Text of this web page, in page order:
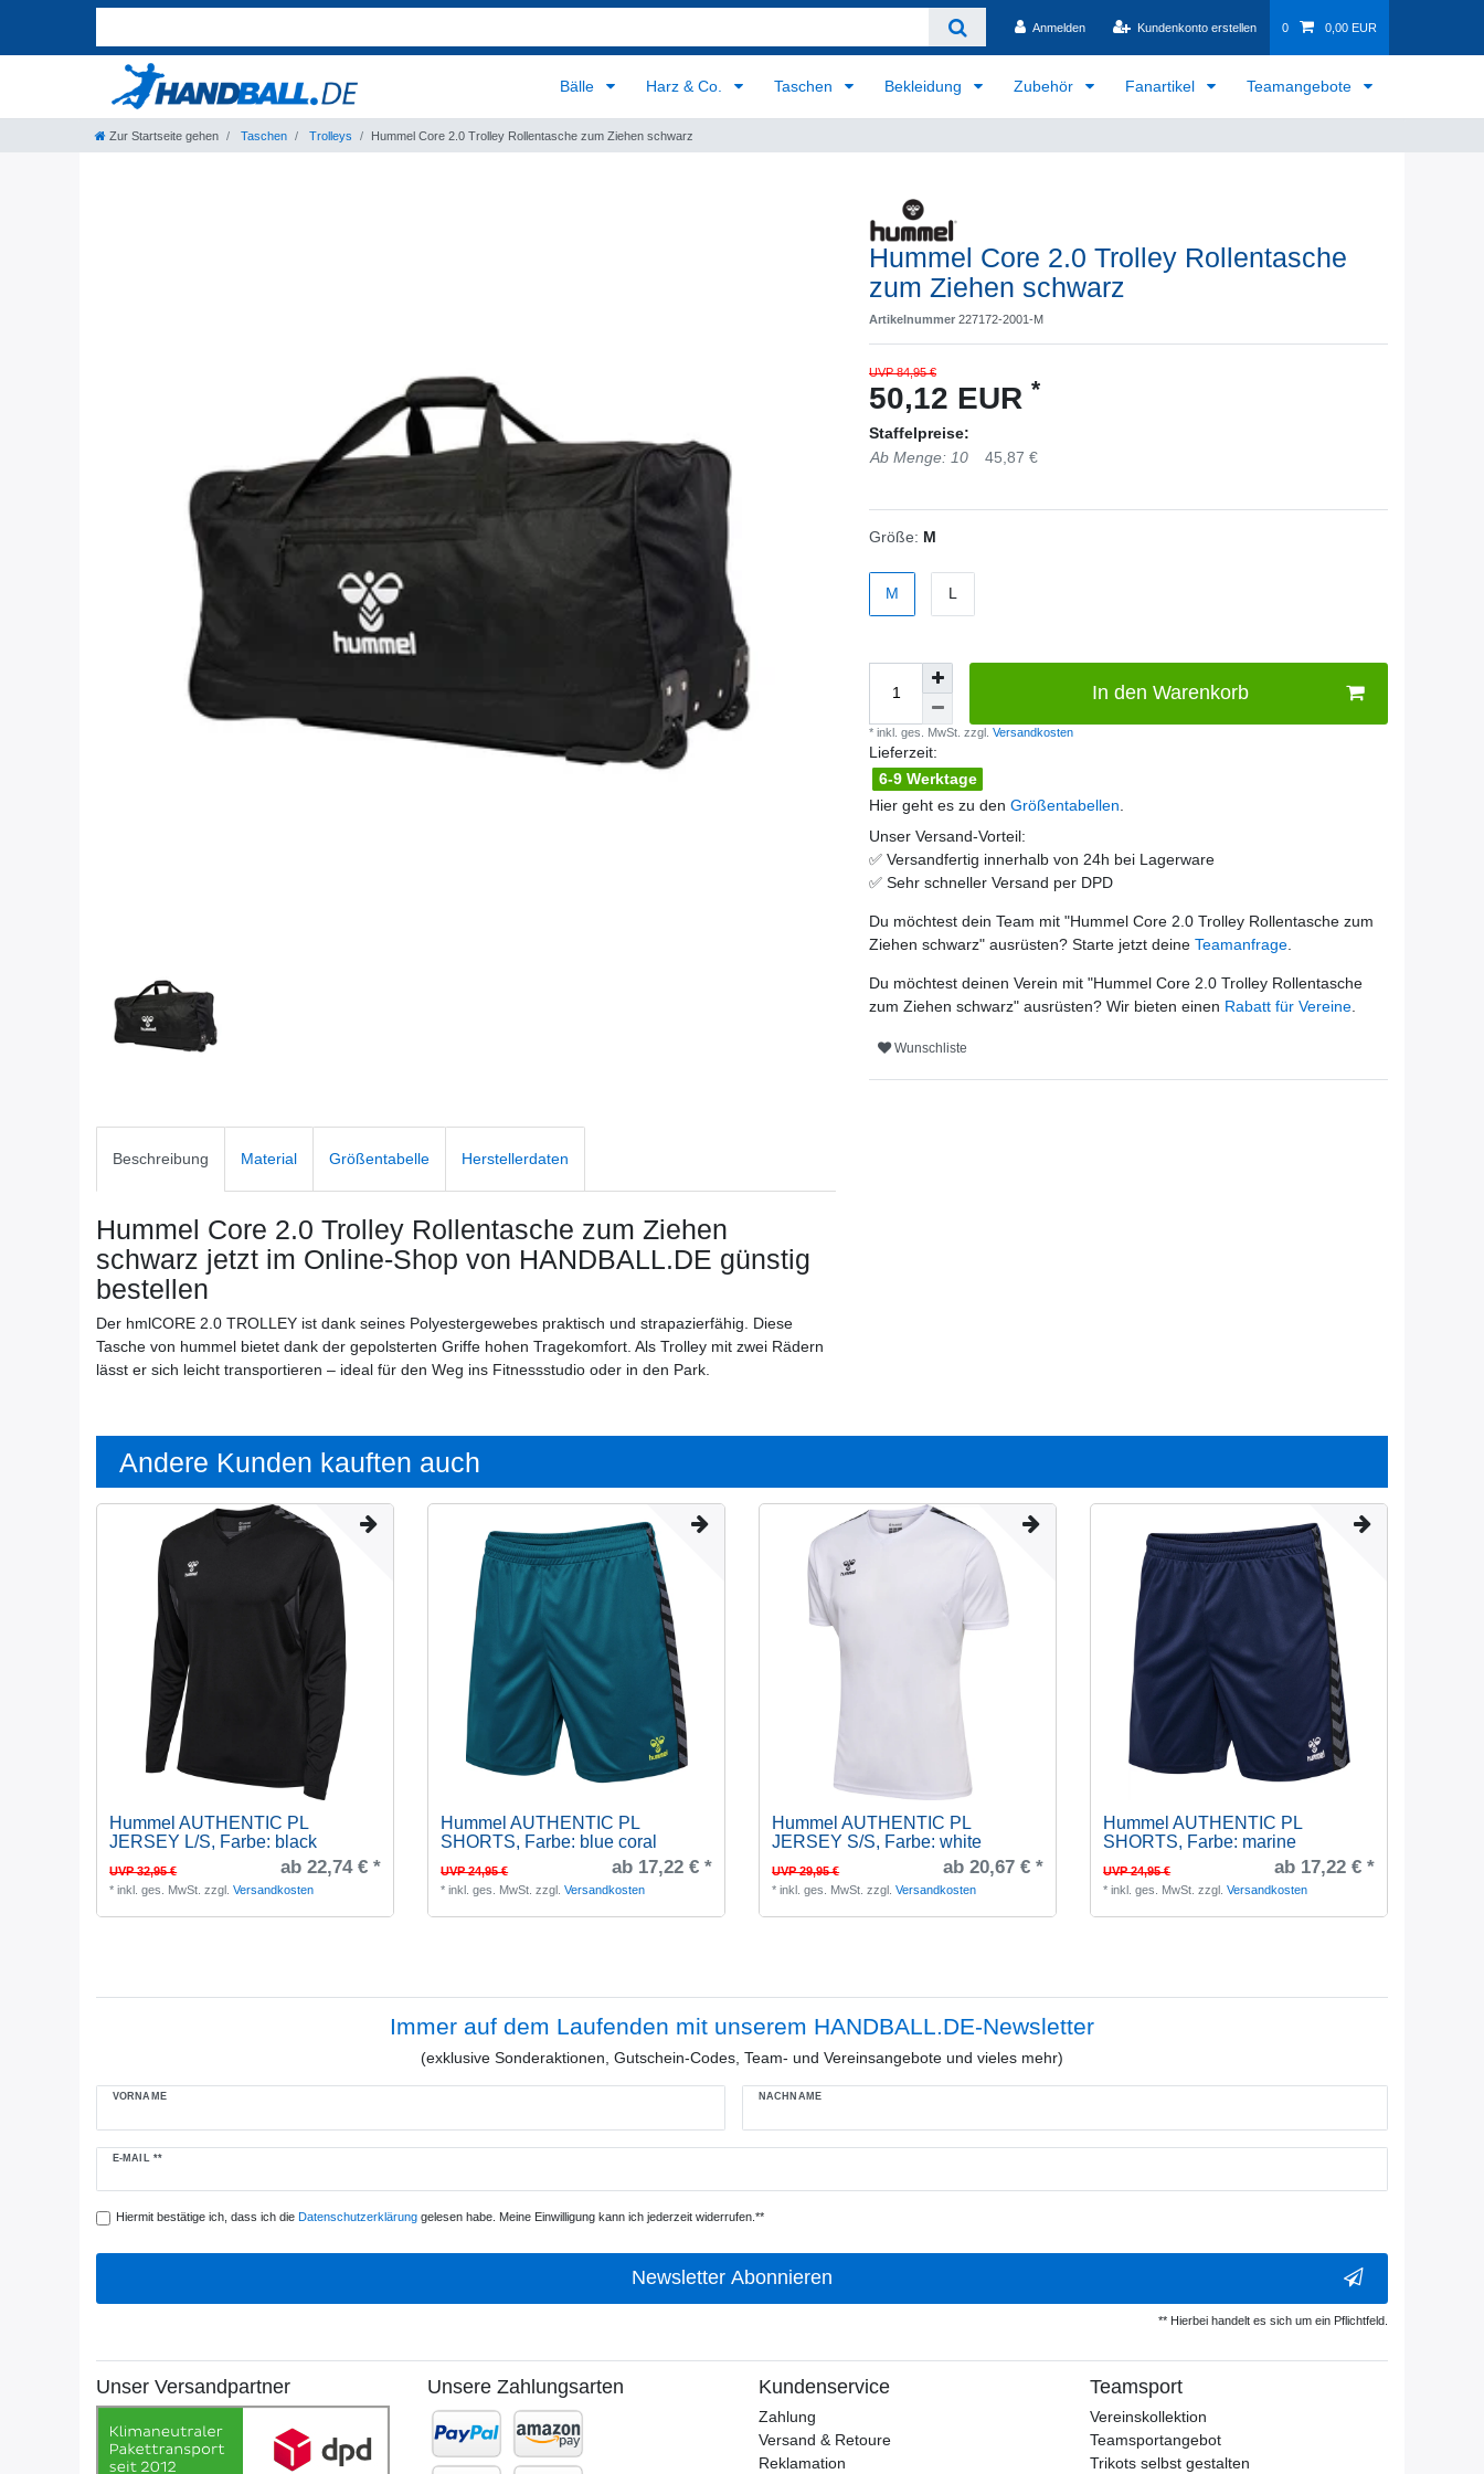
Anmelden Kundenkonto erstellen 0 0,00 EUR
Bälle Harz & Co. Taschen Bekleidung Zubehör Fanartikel Teamangebote
Zur Startseite gehen Taschen Trolleys Hummel Core 2.0 Trolley Rollentasche zum Ziehen schwarz
Hummel Core 2.0 Trolley Rollentasche
zum Ziehen schwarz
Artikelnummer 227172-2001-M
UVP 84,95 €
50,12 EUR *
Staffelpreise:
Ab Menge: 10
45,87 €
Größe: M
M L
In den Warenkorb
* inkl. ges. MwSt. zzgl. Versandkosten
Lieferzeit:
6-9 Werktage
Hier geht es zu den Größentabellen
Unser Versand-Vorteil:
✅ Versandfertig innerhalb von 24h bei Lagerware
✅ Sehr schneller Versand per DPD
Du möchtest dein Team mit "Hummel Core 2.0 Trolley Rollentasche zum
Ziehen schwarz" ausrüsten? Starte jetzt deine Teamanfrage
Du möchtest deinen Verein mit "Hummel Core 2.0 Trolley Rollentasche
zum Ziehen schwarz" ausrüsten? Wir bieten einen Rabatt für Vereine
Wunschliste
Beschreibung Material Größentabelle Herstellerdaten
Hummel Core 2.0 Trolley Rollentasche zum Ziehen
schwarz jetzt im Online-Shop von HANDBALL.DE günstig
bestellen
Der hmlCORE 2.0 TROLLEY ist dank seines Polyestergewebes praktisch und strapazierfähig. Diese
Tasche von hummel bietet dank der gepolsterten Griffe hohen Tragekomfort. Als Trolley mit zwei Rädern
lässt er sich leicht transportieren – ideal für den Weg ins Fitnessstudio oder in den Park.
Andere Kunden kauften auch
Hummel AUTHENTIC PL
JERSEY L/S, Farbe: black
UVP 32,95 € ab 22,74 € *
*inkl. ges. MwSt. zzgl.Versandkosten
Hummel AUTHENTIC PL
SHORTS, Farbe: blue coral
UVP 24,95 € ab 17,22 € *
*inkl. ges. MwSt. zzgl.Versandkosten
Hummel AUTHENTIC PL
JERSEY S/S, Farbe: white
UVP 29,95 € ab 20,67 € *
*inkl. ges. MwSt. zzgl.Versandkosten
Hummel AUTHENTIC PL
SHORTS, Farbe: marine
UVP 24,95 € ab 17,22 € *
*inkl. ges. MwSt. zzgl.Versandkosten
Immer auf dem Laufenden mit unserem HANDBALL.DE-Newsletter
(exklusive Sonderaktionen, Gutschein-Codes, Team- und Vereinsangebote und vieles mehr)
VORNAME NACHNAME
E-MAIL **
Newsletter
Hiermit bestätige ich, dass ich die Daten­schutz­erklärunggelesen habe. Meine Einwilligung kann ich jederzeit widerrufen.**
Newsletter Abonnieren
** Hierbei handelt es sich um ein Pflichtfeld.
Unser Versandpartner Unsere Zahlungsarten Kundenservice
Zahlung
Versand & Retoure
Reklamation
Teamsport
Vereinskollektion
Teamsportangebot
Trikots selbst gestalten